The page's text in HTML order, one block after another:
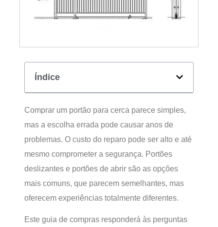
Índice
Comprar um portão para cerca parece simples,
mas a escolha errada pode causar anos de
problemas. O custo do reparo pode ser alto e até
mesmo comprometer a segurança. Portões
deslizantes e portões de abrir são as opções
mais comuns, que parecem semelhantes, mas
oferecem experiências totalmente diferentes.
Este guia de compras responderá às perguntas